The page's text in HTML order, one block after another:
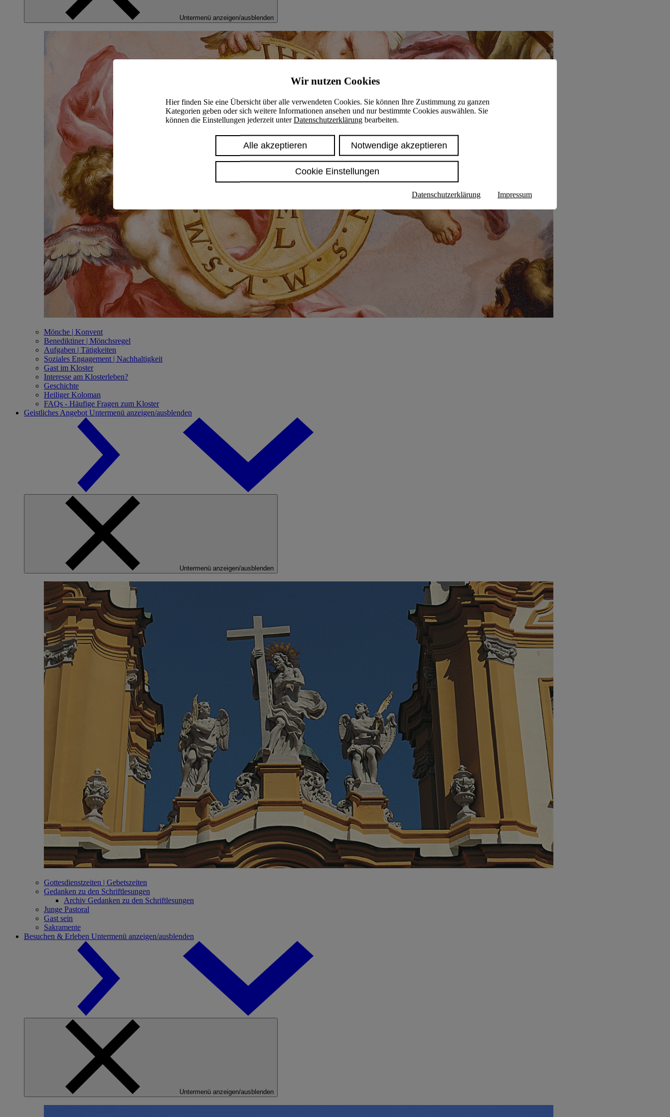
Wir nutzen Cookies
Hier finden Sie eine Übersicht über alle verwendeten Cookies. Sie können Ihre Zustimmung zu ganzen
Kategorien geben oder sich weitere Informationen ansehen und nur bestimmte Cookies auswählen. Sie
können die Einstellungen jederzeit unterDatenschutzerklärung bearbeiten.
Alle akzeptieren Notwendige akzeptieren
Cookie Einstellungen
Datenschutzerklärung Impressum
Untermenü anzeigen/ausblenden
Mönche | Konvent
Benediktiner | Mönchsregel
Aufgaben | Tätigkeiten
Soziales Engagement | Nachhaltigkeit
Gast im Kloster
Interesse am Klosterleben?
Geschichte
Heiliger Koloman
FAQs - Häufige Fragen zum Kloster
Geistliches Angebot Untermenü anzeigen/ausblenden
Untermenü anzeigen/ausblenden
Gottesdienstzeiten | Gebetszeiten
Gedanken zu den Schriftlesungen
Archiv Gedanken zu den Schriftlesungen
Junge Pastoral
Gast sein
Sakramente
Besuchen & Erleben Untermenü anzeigen/ausblenden
Untermenü anzeigen/ausblenden